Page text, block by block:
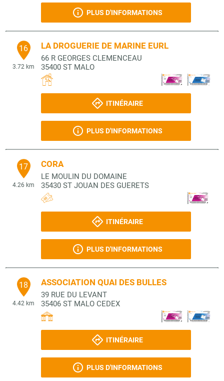
PLUS D'INFORMATIONS
16
3.72 km
LA DROGUERIE DE MARINE EURL
66 R GEORGES CLEMENCEAU
35400 ST MALO
ITINÉRAIRE
PLUS D'INFORMATIONS
17
4.26 km
CORA
LE MOULIN DU DOMAINE
35430 ST JOUAN DES GUERETS
ITINÉRAIRE
PLUS D'INFORMATIONS
18
4.42 km
ASSOCIATION QUAI DES BULLES
39 RUE DU LEVANT
35406 ST MALO CEDEX
ITINÉRAIRE
PLUS D'INFORMATIONS